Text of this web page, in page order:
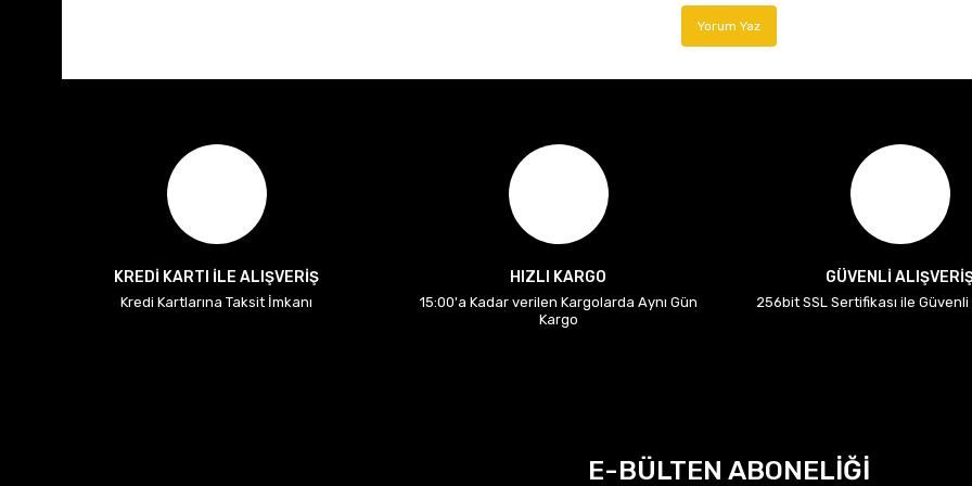
Yorum Yaz
KREDİ KARTI İLE ALIŞVERİŞ
Kredi Kartlarına Taksit İmkanı
HIZLI KARGO
15:00'a Kadar verilen Kargolarda Aynı Gün
Kargo
GÜVENLİ
256bit SSL Sertifikası ile Güvenli
E-BÜLTEN ABONELİĞİ